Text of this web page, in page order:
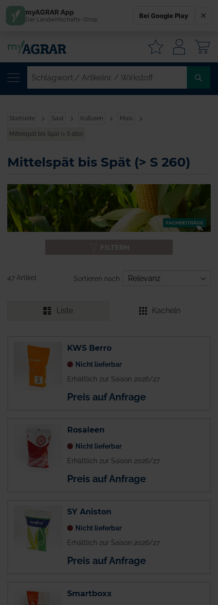
Startseite Saat Kulturen Mais
Mittelspät bis Spät (> S 260)
Mittelspät bis Spät (> S 260)
47 Artikel Sortieren nach
Liste Kacheln
KWS Berro
Nicht lieferbar
Erhältlich zur Saison 2026/27
Preis auf Anfrage
Rosaleen
Nicht lieferbar
Erhältlich zur Saison 2026/27
Preis auf Anfrage
SY Aniston
Nicht lieferbar
Erhältlich zur Saison 2026/27
Preis auf Anfrage
Smartboxx
myAGRAR App
Der Landwirtschafts-Shop Bei Google Play